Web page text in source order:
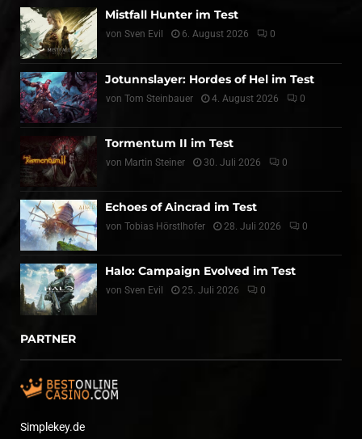
Mistfall Hunter im Test
von Sven Evil 6. August 2026 0
Jotunnslayer: Hordes of Hel im Test
von Tom Steinbauer 4. August 2026 0
Tormentum II im Test
von Martin Steiner 30. Juli 2026 0
Echoes of Aincrad im Test
von Tobias Hörstlhofer 28. Juli 2026 0
Halo: Campaign Evolved im Test
von Sven Evil 25. Juli 2026 0
PARTNER
Simplekey.de